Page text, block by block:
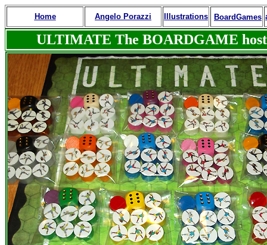
Home Angelo Porazzi Illustrations BoardGames
ULTIMATE The BOARDGAME